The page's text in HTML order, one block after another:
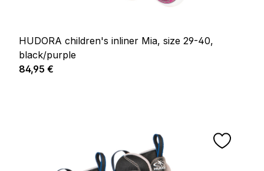
HUDORA children's inliner Mia, size 29-40,
black/purple
Prix régulier :
84,95 €